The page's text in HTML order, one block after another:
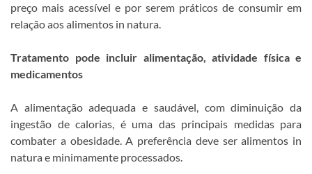
preço mais acessível e por serem práticos de consumir em
relação aos alimentos in natura.
Tratamento pode incluir alimentação, atividade física e
medicamentos
A alimentação adequada e saudável, com diminuição da
ingestão de calorias, é uma das principais medidas para
combater a obesidade. A preferência deve ser alimentos in
natura e minimamente processados.